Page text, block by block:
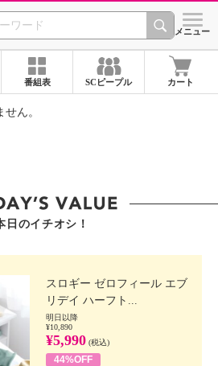
CHANNEL ショッ
メニュー
番組表 SCピープル カート
ん。
日のイチオシ！
スロギー ゼロフィール エブ
リデイ ハーフト...
明日以降
¥10,890
¥5,990 (税込)
44%OFF